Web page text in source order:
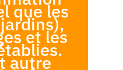
que les
et les
autre